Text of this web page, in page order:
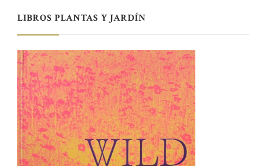
LIBROS PLANTAS Y JARDÍN